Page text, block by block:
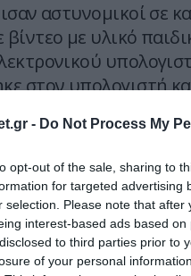
- Do Not Process My
opt-out of the sale, sharing to
for targeted advertising
selection. Please note that
interest-based ads based
to third parties prior to
of your personal
αστυνομικοί σε
με υλικό
στον υπολογιστή
έρευνας που έγινε
δύο κεντρικές
DVD και διάφορα
μνήμης), τα οποία